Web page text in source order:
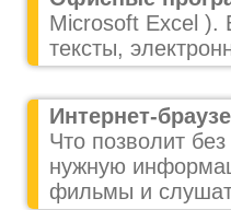
Microsoft Excel ).
тексты,
Интернет-
Что позволит
нужную
фильмы и